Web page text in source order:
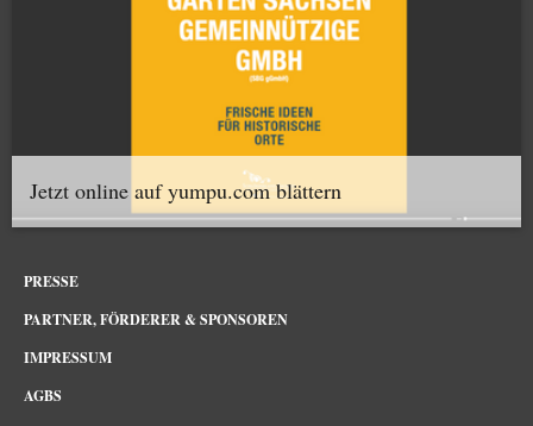
Jetzt online auf yumpu.com blättern
PRESSE
PARTNER, FÖRDERER & SPONSOREN
IMPRESSUM
AGBS